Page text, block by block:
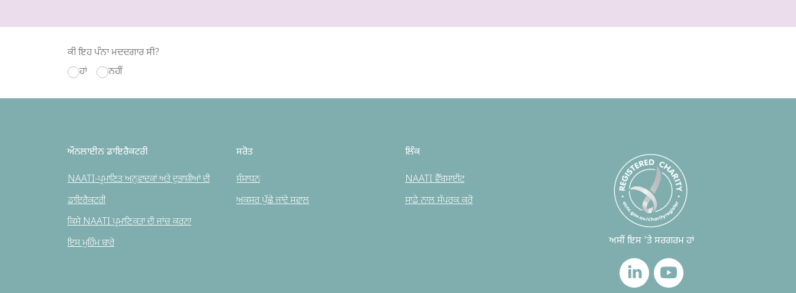
ਕੀ ਇਹ ਪੰਨਾ ਮਦਦਗਾਰ ਸੀ?
ਹਾਂ
ਨਹੀਂ
ਔਨਲਾਈਨ ਡਾਇਰੈਕਟਰੀ
NAATI-ਪ੍ਰਮਾਣਿਤ ਅਨੁਵਾਦਕਾਂ ਅਤੇ ਦੁਭਾਸ਼ੀਆਂ ਦੀ
ਡਾਇਰੈਕਟਰੀ
ਕਿਸੇ NAATI ਪ੍ਰਮਾਣਿਕਤਾ ਦੀ ਜਾਂਚ ਕਰਨਾ
ਇਸ ਮੁਹਿੰਮ ਬਾਰੇ
ਸਰੋਤ
ਸੰਸਾਧਨ
ਅਕਸਰ ਪੁੱਛੇ ਜਾਂਦੇ ਸਵਾਲ
ਲਿੰਕ
NAATI ਵੈੱਬਸਾਈਟ
ਸਾਡੇ ਨਾਲ ਸੰਪਰਕ ਕਰੋ
ਅਸੀਂ ਇਸ 'ਤੇ ਸਰਗਰਮ ਹਾਂ